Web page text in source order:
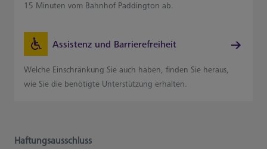
15 Minuten vom Bahnhof Paddington ab.
Assistenz und Barrierefreiheit
Welche Einschränkung Sie auch haben, finden Sie heraus,
wie Sie die benötigte Unterstützung erhalten.
Haftungsausschluss